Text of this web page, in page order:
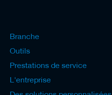
Branche
Outils
Prestations de service
L'entreprise